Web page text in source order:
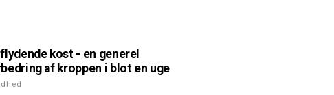
flydende kost - en generel
af kroppen i blot en uge